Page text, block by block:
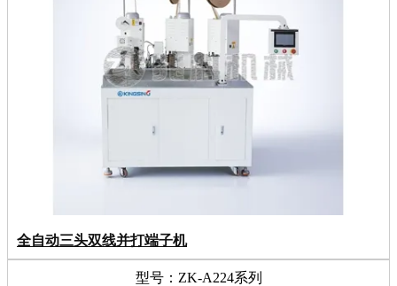
全自动三头双线并打端子机
型号：ZK-A224系列